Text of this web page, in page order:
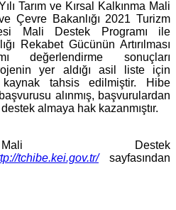
Tarım ve Kırsal Kalkınma Mali
Çevre Bakanlığı 2021 Turizm
Mali Destek Programı ile
Rekabet Gücünün Artırılması
değerlendirme sonuçları
yer aldığı asil liste için
tahsis edilmiştir. Hibe
alınmış, başvurulardan
almaya hak kazanmıştır.
Destek
tchibe.kei.gov.tr/
sayfasından